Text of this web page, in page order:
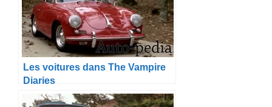
Les voitures dans The Vampire
Diaries